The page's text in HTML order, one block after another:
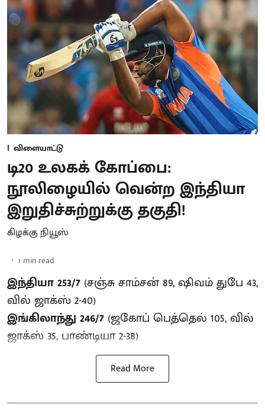
விளையாட்டு
டி20 உலகக் கோப்பை:
நூலிழையில் வென்ற இந்தியா
இறுதிச்சுற்றுக்கு தகுதி!
கிழக்கு நியூஸ்
1 min read
இந்தியா 253/7 (சஞ்சு சாம்சன் 89, ஷிவம் துபே 43,
வில் ஜாக்ஸ் 2-40)
இங்கிலாந்து 246/7 (ஜகோப் பெத்தெல் 105, வில்
ஜாக்ஸ் 35, பாண்டியா 2-38)
Read More